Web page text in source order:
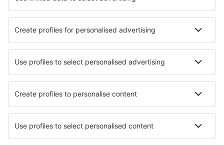
Venedig
Perugia San Franceso d'Assisi (PEG)
Verona Valerio Catullo Villafranca (VRN)
Trapani Vincenzo Florio (TPS)
Comiso Vincenzo Magliocco (CIY)